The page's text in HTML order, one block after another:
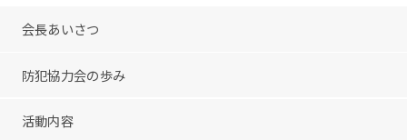
会長あいさつ
防犯協力会の歩み
活動内容